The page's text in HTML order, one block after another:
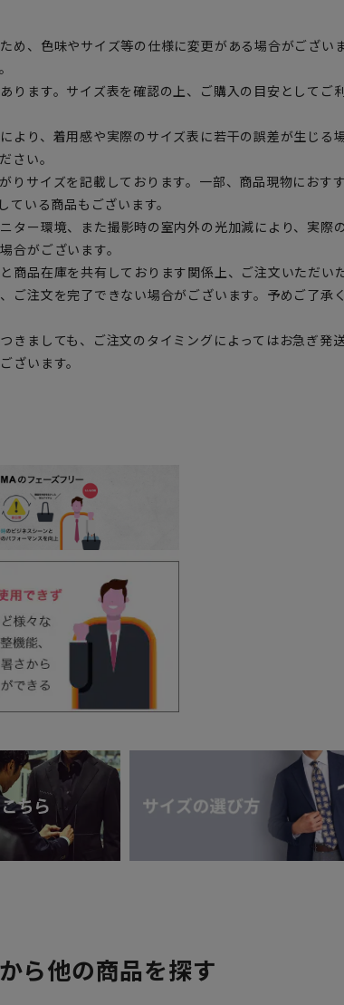
め、色味やサイズ等の仕様に変更がある場合がござい
ります。サイズ表を確認の上、ご購入の目安としてご
より、着用感や実際のサイズ表に若干の誤差が生じる
さい。
りサイズを記載しております。一部、商品現物におす
いる商品もございます。
ター環境、また撮影時の室内外の光加減により、実際
合がございます。
商品在庫を共有しております関係上、ご注文いただい
ご注文を完了できない場合がございます。予めご了承
きましても、ご注文のタイミングによってはお急ぎ発
ざいます。
ら他の商品を探す